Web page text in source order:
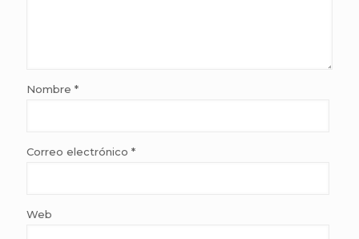
Nombre *
Correo electrónico *
Web